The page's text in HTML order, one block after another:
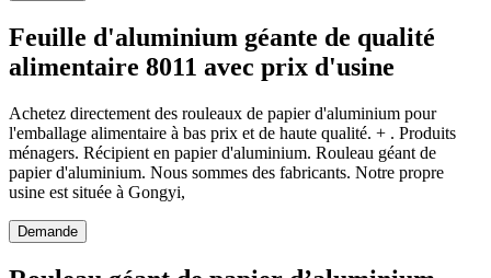
Feuille d'aluminium géante de qualité
alimentaire 8011 avec prix d'usine
Achetez directement des rouleaux de papier d'aluminium pour
l'emballage alimentaire à bas prix et de haute qualité. + . Produits
ménagers. Récipient en papier d'aluminium. Rouleau géant de
papier d'aluminium. Nous sommes des fabricants. Notre propre
usine est située à Gongyi,
Demande